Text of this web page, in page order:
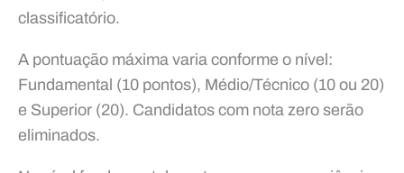
classificatório.
A pontuação máxima varia conforme o nível:
Fundamental (10 pontos), Médio/Técnico (10 ou 20)
e Superior (20). Candidatos com nota zero serão
eliminados.